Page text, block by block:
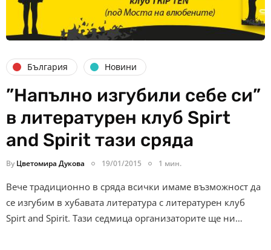
България Новини
”Напълно изгубили себе си”
в литературен клуб Spirt
and Spirit тази сряда
By Цветомира Дукова 19/01/2015 1 мин.
Вече традиционно в сряда всички имаме възможност да
се изгубим в хубавата литература с литературен клуб
Spirt and Spirit. Тази седмица организаторите ще ни…